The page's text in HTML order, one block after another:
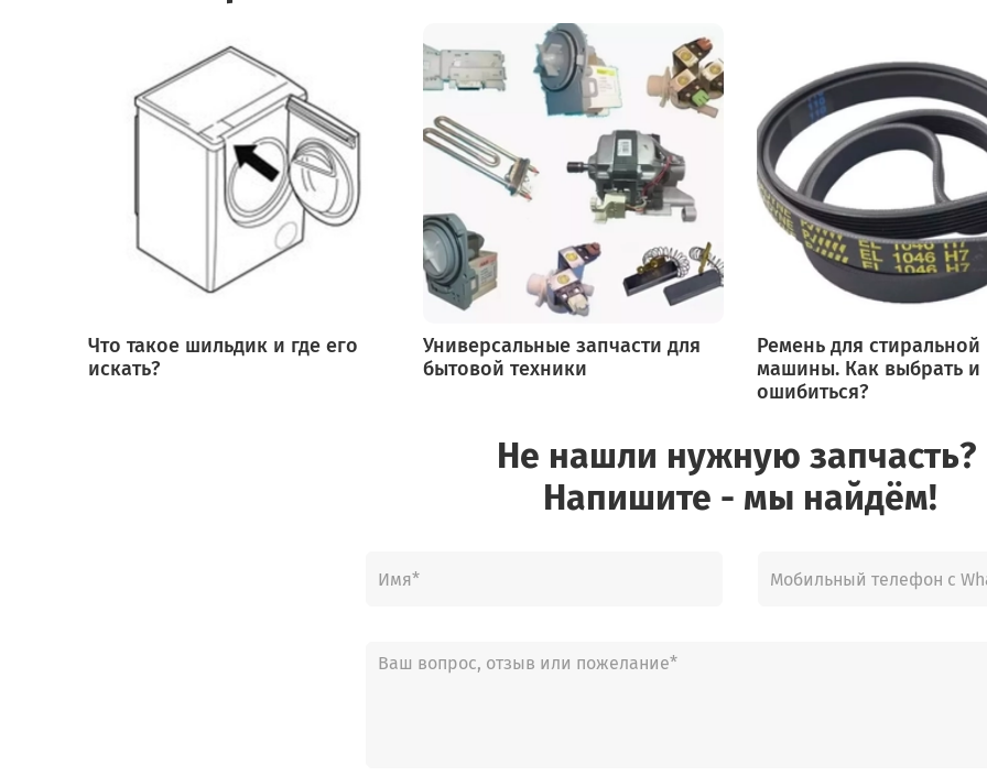
Что такое шильдик и где его
искать?
Универсальные запчасти для
бытовой техники
Ремень для стиральной
машины. Как выбрать и
ошибиться?
Не нашли нужную запчасть?
Напишите - мы найдём!